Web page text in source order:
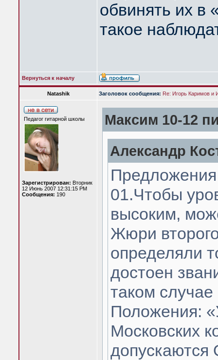
обвинять их в
такое
Вернуться к началу
Natashik Заголовок сообщения: Re: Игорь Каримов и
Педагог гитарной школы
Зарегистрирован: Вторник
12 Июнь 2007 12:31:15 PM
Сообщения: 190
Максим 10-12
Александр
Предложения
01.Чтобы
высоким,
Жюри
определяли
достоен
таком случае
Положения:
Московских
допускаются